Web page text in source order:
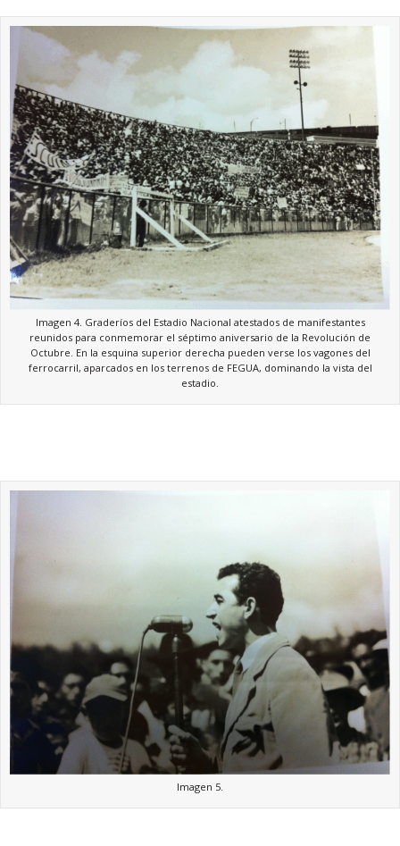
Imagen 4. Graderíos del Estadio Nacional atestados de manifestantes
reunidos para conmemorar el séptimo aniversario de la Revolución de
Octubre. En la esquina superior derecha pueden verse los vagones del
ferrocarril, aparcados en los terrenos de FEGUA, dominando la vista del
estadio.
Imagen 5.